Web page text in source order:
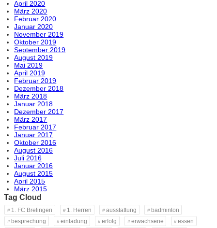
April 2020
März 2020
Februar 2020
Januar 2020
November 2019
Oktober 2019
September 2019
August 2019
Mai 2019
April 2019
Februar 2019
Dezember 2018
März 2018
Januar 2018
Dezember 2017
März 2017
Februar 2017
Januar 2017
Oktober 2016
August 2016
Juli 2016
Januar 2016
August 2015
April 2015
März 2015
Tag Cloud
1. FC Brelingen 1. Herren ausstattung
badminton
besprechung
einladung erfolg erwachsene
essen